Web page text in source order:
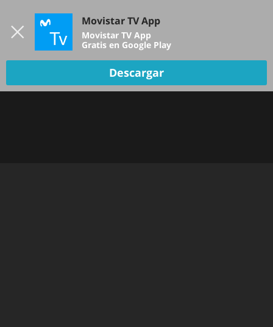
TV EN VIVO
Movistar TV App
Movistar TV App
Gratis en Google Play
Descargar